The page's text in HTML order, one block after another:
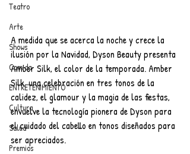
PARA MÁS INFORMACIÓN:
dinamicaseltrendytop@gmail.com
Teatro
Arte
Shows
Comida
ENTRETENIMIENTO
Cultura
Salud
Premios
A medida que se acerca la noche y crece la
ilusión por la Navidad, Dyson Beauty presenta
Amber Silk, el color de la temporada. Amber
Silk, una celebración en tres tonos de la
calidez, el glamour y la magia de las fiestas,
envuelve la tecnología pionera de Dyson para
el cuidado del cabello en tonos diseñados para
ser apreciados.